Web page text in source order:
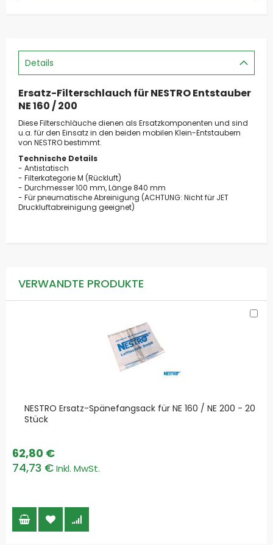
Details
Ersatz-Filterschlauch für NESTRO Entstauber
NE 160 / 200
Diese Filterschläuche dienen als Ersatzkomponenten und sind
u.a. für den Einsatz in den beiden mobilen Klein-Entstaubern
von NESTRO bestimmt.
Technische Details
- Antistatisch
- Filterkategorie M (Rückluft)
- Durchmesser 100 mm, Länge 840 mm
- Für pneumatische Abreinigung (ACHTUNG: Nicht für JET
Druckluftabreinigung geeignet)
VERWANDTE PRODUKTE
NESTRO Ersatz-Spänefangsack für NE 160 / NE 200 - 20
Stück
74,73 €
62,80 €